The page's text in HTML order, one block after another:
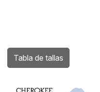
Tabla de tallas